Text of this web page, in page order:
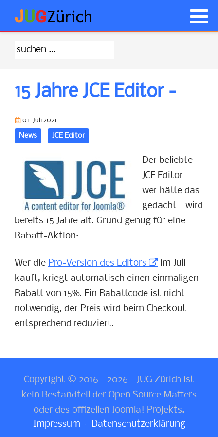
15 Jahre JCE Editor -
01. Juli 2021
News JCE Editor
Der beliebte
JCE Editor -
wer hätte das
gedacht - wird
bereits 15 Jahre alt. Grund genug für eine
Rabatt-Aktion:
Wer die Pro-Version des Editors
im Juli
kauft, kriegt automatisch einen einmaligen
Rabatt von 15%. Ein Rabattcode ist nicht
notwendig, der Preis wird beim Checkout
entsprechend reduziert.
Copyright © 2016 - 2026 - JUG Zürich ist
kein Bestandteil der Open Source Matters
oder des offizellen Joomla! Projekts.
Impressum
Datenschutzerklärung
Wie anfangen
JUGs
Probleme nach Updates
CSS Tipps
Allgemeine Tipps